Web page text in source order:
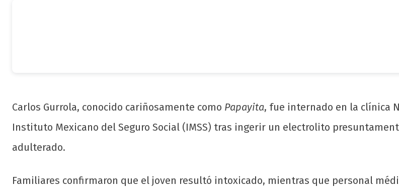
Carlos Gurrola, conocido cariñosamente como Papayita, fue internado en la clínica
Instituto Mexicano del Seguro Social (IMSS) tras ingerir un electrolito
adulterado.
Familiares confirmaron que el joven resultó intoxicado, mientras que personal